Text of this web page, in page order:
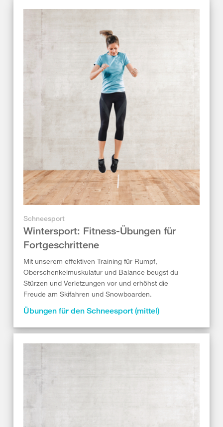
Schneesport
Wintersport: Fitness-Übungen für
Fortgeschrittene
Mit unserem effektiven Training für Rumpf,
Oberschenkelmuskulatur und Balance beugst du
Stürzen und Verletzungen vor und erhöhst die
Freude am Skifahren und Snowboarden.
Übungen für den Schneesport (mittel)